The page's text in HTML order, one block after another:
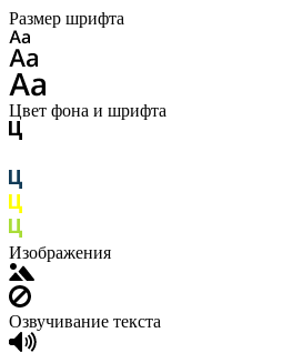
Размер шрифта
Цвет фона и шрифта
Изображения
Озвучивание текста